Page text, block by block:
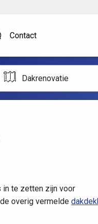
Contact
Dakrenovatie
in te zetten zijn voor
overig vermelde